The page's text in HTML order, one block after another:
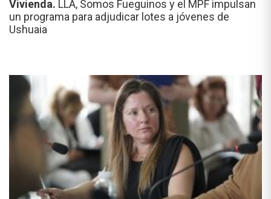
Vivienda. LLA, Somos Fueguinos y el MPF impulsan
un programa para adjudicar lotes a jóvenes de
Ushuaia